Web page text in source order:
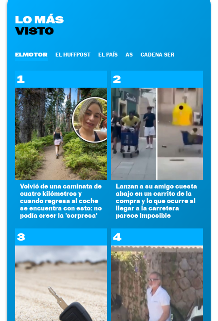
LO MÁS
VISTO
ELMOTOR EL HUFFPOST EL PAÍS AS CADENA SER
1
Volvió de una caminata de
cuatro kilómetros y
cuando regresa al coche
se encuentra con esto: no
podía creer la 'sorpresa'
2
Lanzan a su amigo cuesta
abajo en un carrito de la
compra y lo que ocurre al
llegar a la carretera
parece imposible
3 4